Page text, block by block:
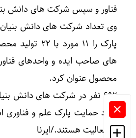
فناور و سپس شرکت های دانش
وی تعداد شرکت های دانش
پارک را ۱۱ مورد
محصول عنوان کرد.
692 نفر در شرکت های دانش
مورد حمایت پارک علم و فناوری
به فعالیت هستند./ایرنا